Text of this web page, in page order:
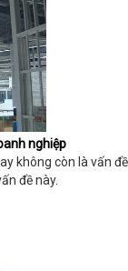
nghiệp
không còn là vấn đề
đề này.